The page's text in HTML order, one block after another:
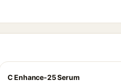
C Enhance-25 Serum